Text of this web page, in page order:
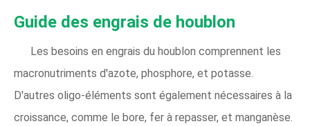
Guide des engrais de houblon
Les besoins en engrais du houblon comprennent les
macronutriments d'azote, phosphore, et potasse.
D'autres oligo-éléments sont également nécessaires à la
croissance, comme le bore, fer à repasser, et manganèse.